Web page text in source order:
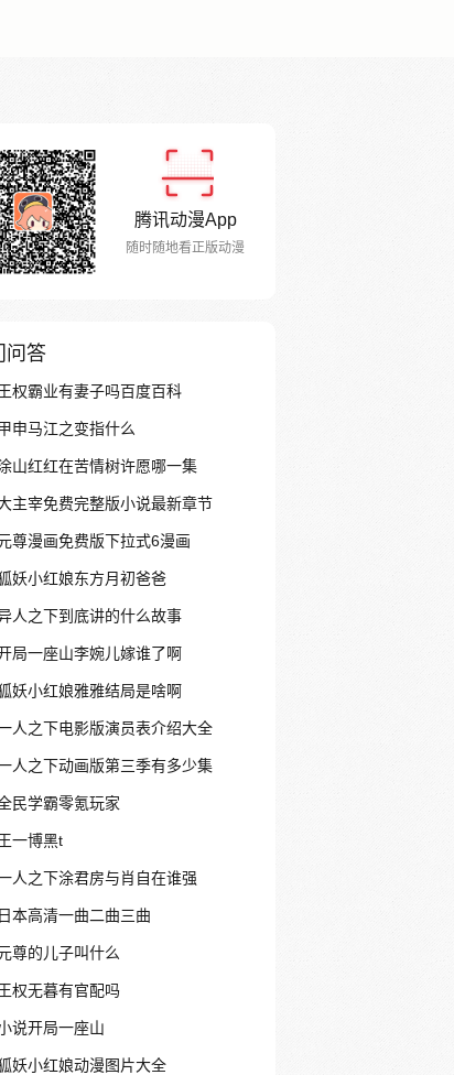
腾讯动漫App
随时随地看正版动漫
问答
权霸业有妻子吗百度百科
申马江之变指什么
山红红在苦情树许愿哪一集
主宰免费完整版小说最新章节
尊漫画免费版下拉式6漫画
妖小红娘东方月初爸爸
人之下到底讲的什么故事
局一座山李婉儿嫁谁了啊
妖小红娘雅雅结局是啥啊
人之下电影版演员表介绍大全
人之下动画版第三季有多少集
民学霸零氪玩家
一博黑t
人之下涂君房与肖自在谁强
日本高清一曲二曲三曲
尊的儿子叫什么
权无暮有官配吗
说开局一座山
妖小红娘动漫图片大全